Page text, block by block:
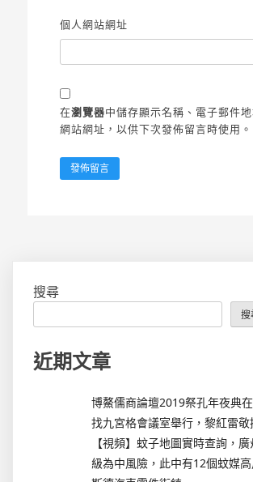
個人網站網址
在瀏覽器中儲存顯示名稱、電子郵件
網站網址，以供下次發佈留言時使用。
搜尋
搜
近期文章
博鰲儒商論壇2019祭孔年夜典
找九宮格會議室舉行，黎紅雷敬
【視頻】蚊子地圖實時查詢，
級為中風險，此中有12個蚊媒